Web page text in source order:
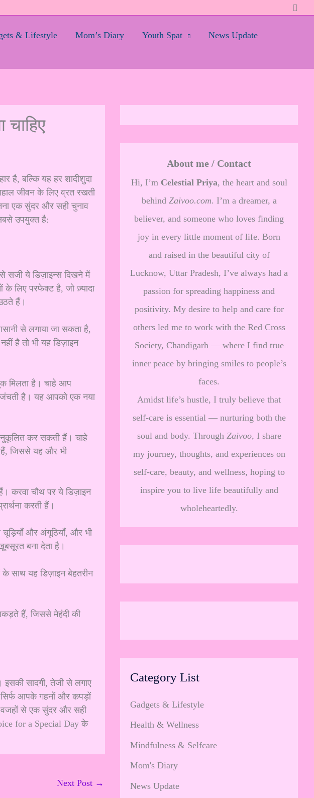
& Lifestyle Mom’s Diary Youth Spat
News Update
है, बल्कि यह हर शादीशुदा
जीवन के लिए व्रत रखती
एक सुंदर और सही चुनाव
उपयुक्त है:
सजी ये डिज़ाइन्स दिखने में
लिए परफेक्ट है, जो ज़्यादा
हैं।
से लगाया जा सकता है,
है तो भी यह डिज़ाइन
मिलता है। चाहे आप
है। यह आपको एक नया
कर सकती हैं। चाहे
जिससे यह और भी
करवा चौथ पर ये डिज़ाइन
करती हैं।
और अंगूठियाँ, और भी
बना देता है।
साथ यह डिज़ाइन बेहतरीन
हैं, जिससे मेहंदी की
सादगी, तेजी से लगाए
आपके गहनों और कपड़ों
से एक सुंदर और सही
for a Special Day के
Next Post →
About me / Contact
Hi, I’m Celestial Priya, the heart and soul
behind Zaivoo.com. I’m a dreamer, a
believer, and someone who loves finding
joy in every little moment of life. Born
and raised in the beautiful city of
Lucknow, Uttar Pradesh, I’ve always had a
passion for spreading happiness and
positivity. My desire to help and care for
others led me to work with the Red Cross
Society, Chandigarh — where I find true
inner peace by bringing smiles to people’s
faces.
Amidst life’s hustle, I truly believe that
self-care is essential — nurturing both the
soul and body. Through Zaivoo, I share
my journey, thoughts, and experiences on
self-care, beauty, and wellness, hoping to
inspire you to live life beautifully and
wholeheartedly.
Category List
Gadgets & Lifestyle
Health & Wellness
Mindfulness & Selfcare
Mom's Diary
News Update